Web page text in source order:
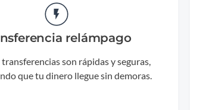
relámpago
son rápidas y seguras,
que tu dinero llegue sin demoras.